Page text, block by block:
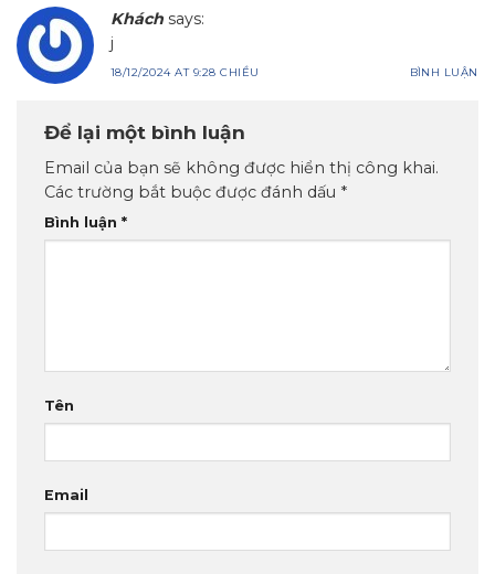
Khách says:
j
18/12/2024 AT 9:28 CHIỀU BÌNH LUẬN
Để lại một bình luận
Email của bạn sẽ không được hiển thị công khai.
Các trường bắt buộc được đánh dấu *
Bình luận *
Tên
Email